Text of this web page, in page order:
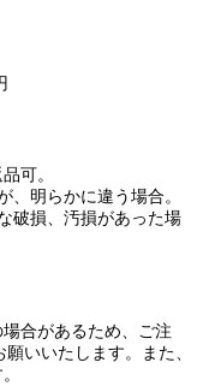
可。
、明らかに違う場合。
破損、汚損があった場
合があるため、ご注
いいたします。また、